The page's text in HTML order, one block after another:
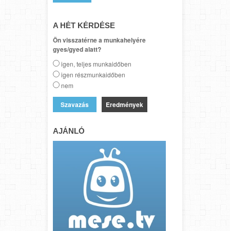
A HÉT KÉRDÉSE
Ön visszatérne a munkahelyére
gyes/gyed alatt?
igen, teljes munkaidőben
igen részmunkaidőben
nem
Eredmények
AJÁNLÓ